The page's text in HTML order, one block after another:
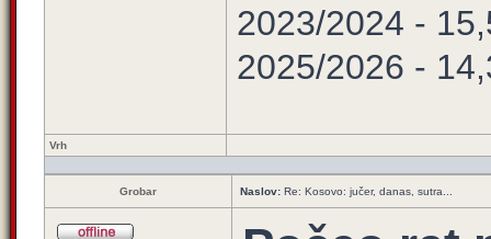
2023/2024 -
2025/2026 -
Vrh
Grobar Naslov: Re: Kosovo: jučer, danas, sutra...